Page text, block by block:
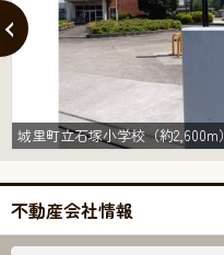
城里町立石塚小学校（約2,600m）
不動産会社情報